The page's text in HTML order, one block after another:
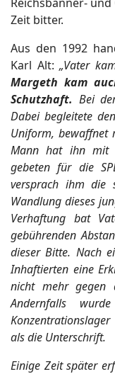
Zeit bitter.
Aus den 1992
Karl Alt:„Vater
Margeth kam
Schutzhaft. Bei
Dabei begleitete
Uniform, bewaffnet
Mann hat ihn mit
gebeten für die
versprach ihm die
Wandlung dieses
Verhaftung bat
gebührenden
dieser Bitte. Nach
Inhaftierten eine
nicht mehr gegen
Andernfalls
als die Unterschrift.
Einige Zeit später